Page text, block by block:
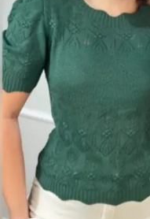
trabalho
decente
para
quem
mais
precisa!